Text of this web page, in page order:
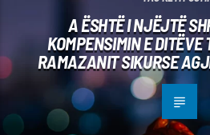
A ËSHTË I NJËJTË
KOMPENSIMIN E DITËVE
RAMAZANIT SIKURSE